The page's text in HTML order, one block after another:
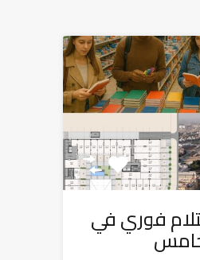
فوري في